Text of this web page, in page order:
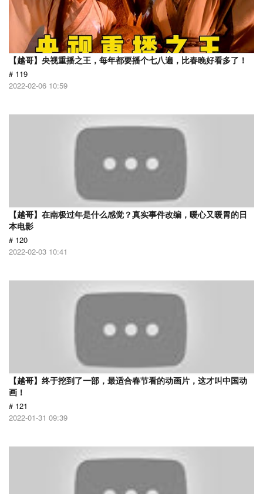
【越哥】央视重播之王，每年都要播个七八遍，比春晚好看多了！
# 119
2022-02-06 10:59
【越哥】在南极过年是什么感觉？真实事件改编，暖心又暖胃的日
本电影
# 120
2022-02-03 10:41
【越哥】终于挖到了一部，最适合春节看的动画片，这才叫中国动
画！
# 121
2022-01-31 09:39